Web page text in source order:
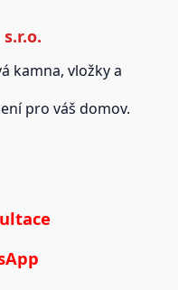
kamna, vložky a
pro váš domov.